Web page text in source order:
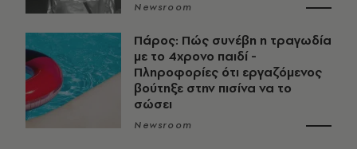
Newsroom
Πάρος: Πώς συνέβη η τραγωδία
με το 4χρονο παιδί -
Πληροφορίες ότι εργαζόμενος
βούτηξε στην πισίνα να το
σώσει
Newsroom